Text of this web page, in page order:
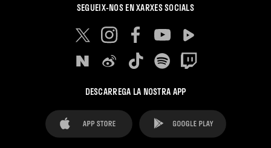
SEGUEIX-NOS EN XARXES SOCIALS
DESCARREGA LA NOSTRA APP